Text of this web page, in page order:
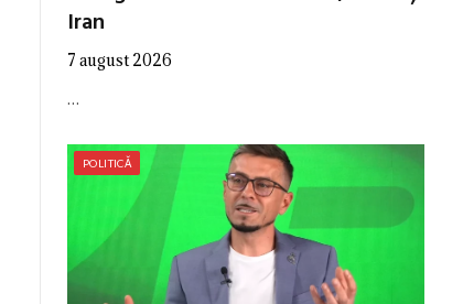
Iran
7 august 2026
…
POLITICĂ